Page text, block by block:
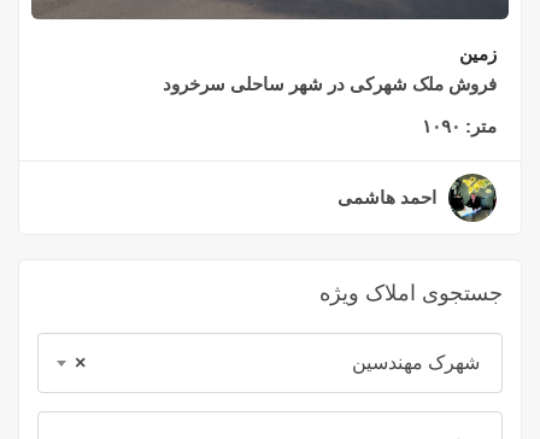
جستجوی املاک ویژه
× شهرک مهندسین
زمین
فروش ملک شهرکی در شهر ساحلی سرخرود
متر: ۱۰۹۰
احمد هاشمی